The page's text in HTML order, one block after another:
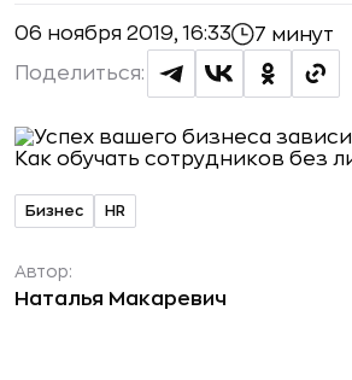
06 ноября 2019, 16:33 7 минут
Поделиться:
Бизнес HR
Автор:
Наталья Макаревич